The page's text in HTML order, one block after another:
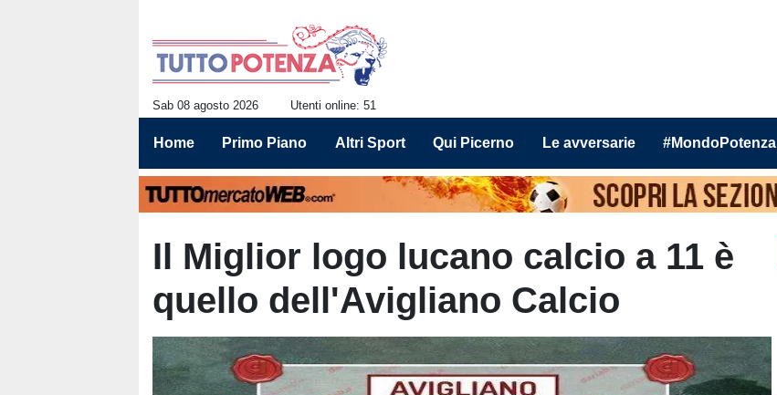
Sab 08 agosto 2026 Utenti online: 51
Home Primo Piano Altri Sport Qui Picerno Le avversarie #MondoPotenza
Il Miglior logo lucano calcio a 11 è
quello dell'Avigliano Calcio